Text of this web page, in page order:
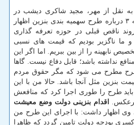
نقل از مهر، مجید شاكری دیشب در
برنامه «پرونده ویژه» شبكه ۳ درباره طرح سهمیه بندی بنزین اظهار
ناقص قبلی در حوزه تعرفه گذاری
و ما ناگزیر بودیم كه قیمت های نسبی
نابهینه را از بین ببریم. اما اگر این
نداشته باشد؛ قابل دفاع نیست. گاها
طرح مطرح می شود كه مگر حقوق مردم
بنزین مثل آنجا باشد. حالا من با این
باید طرح را طوری اجرا كرد كه منافعش
اقدام بنزینی دولت وضع معیشت
وی اظهار داشت: با اجرای این طرح من
بودجه دولت تامین گردد كه ظاهرا